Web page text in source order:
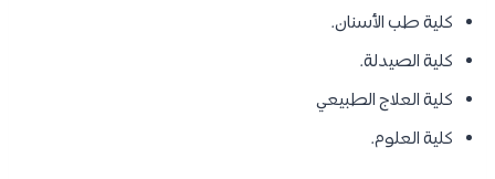
كلية طب الأسنان.
كلية الصيدلة.
كلية العلاج الطبيعي
كلية العلوم.